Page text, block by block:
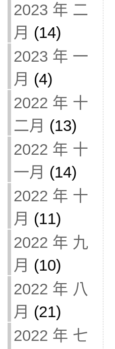
2023 年 二
月 (14)
2023 年 一
月 (4)
2022 年 十
二月 (13)
2022 年 十
一月 (14)
2022 年 十
月 (11)
2022 年 九
月 (10)
2022 年 八
月 (21)
2022 年 七